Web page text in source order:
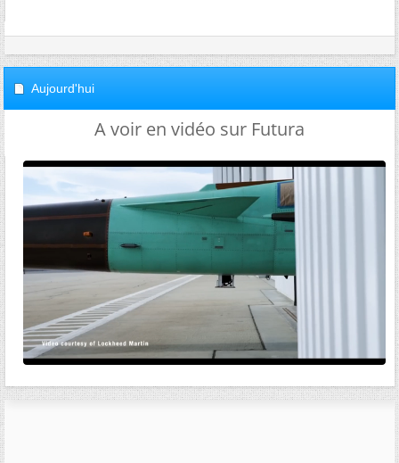
Aujourd'hui
A voir en vidéo sur Futura